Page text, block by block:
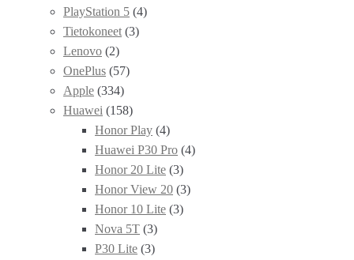
PlayStation 5 (4)
Tietokoneet (3)
Lenovo (2)
OnePlus (57)
Apple (334)
Huawei (158)
Honor Play (4)
Huawei P30 Pro (4)
Honor 20 Lite (3)
Honor View 20 (3)
Honor 10 Lite (3)
Nova 5T (3)
P30 Lite (3)